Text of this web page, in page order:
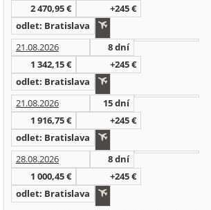
2 470,95 €
+245 €
odlet: Bratislava
21.08.2026
8 dní
1 342,15 €
+245 €
odlet: Bratislava
21.08.2026
15 dní
1 916,75 €
+245 €
odlet: Bratislava
28.08.2026
8 dní
1 000,45 €
+245 €
odlet: Bratislava